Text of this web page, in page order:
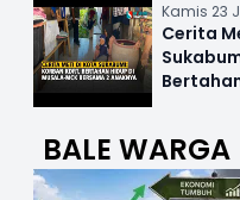
Kamis 23
Cerita
BALE WARGA